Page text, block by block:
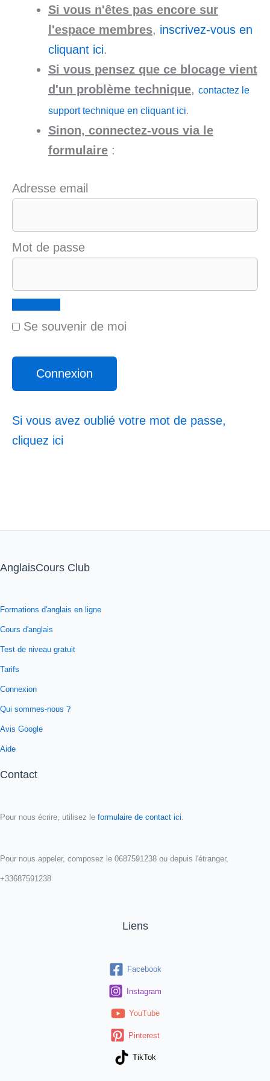
Si vous n'êtes pas encore sur
l'espace membres, inscrivez-vous en
cliquant ici.
Si vous pensez que ce blocage vient
d'un problème technique, contactez le
support technique en cliquant ici.
Sinon, connectez-vous via le
formulaire :
Adresse email
Mot de passe
Se souvenir de moi
Si vous avez oublié votre mot de passe,
cliquez ici
AnglaisCours Club
Formations d'anglais en ligne
Cours d'anglais
Test de niveau gratuit
Tarifs
Connexion
Qui sommes-nous ?
Avis Google
Aide
Contact
Pour nous écrire, utilisez le formulaire de contact ici
Pour nous appeler, composez le 0687591238 ou depuis l'étranger,
+33687591238
Liens
Facebook
Instagram
YouTube
Pinterest
TikTok